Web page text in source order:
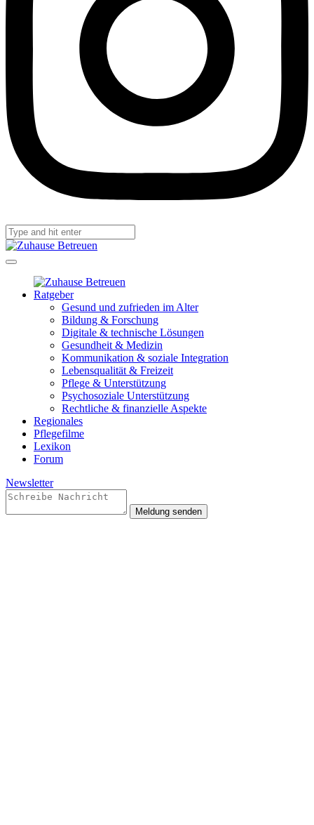
Ratgeber
Gesund und zufrieden im Alter
Bildung & Forschung
Digitale & technische Lösungen
Gesundheit & Medizin
Kommunikation & soziale Integration
Lebensqualität & Freizeit
Pflege & Unterstützung
Psychosoziale Unterstützung
Rechtliche & finanzielle Aspekte
Regionales
Pflegefilme
Lexikon
Forum
Newsletter